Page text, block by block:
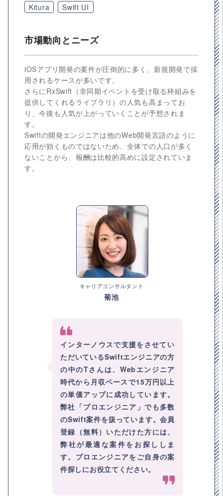
Kitura Swift UI
市場動向とニーズ
iOSアプリ開発の案件が圧倒的に多く、新規開発で採
用されるケースが多いです。
さらにRxSwift（非同期イベントを受け取る枠組みを
提供してくれるライブラリ）の人気も高まってお
り、今後も人気が上がっていくことが予想されま
す。
Swiftの開発エンジニアは他のWeb開発言語のように
応用が効くものではないため、全体での人口が多く
ないことから、報酬は比較的高めに設定されていま
す。
キャリアコンサルタント
菊池
インターノウスで支援をさせてい
ただいているSwiftエンジニアの方
の中のTさんは、Webエンジニア
時代から月収ベースで15万円以上
の単価アップに成功しています。
弊社「プロエンジニア」でも多数
のSwift案件を扱っています。会員
登録（無料）いただけた方には、
弊社が最適な案件をお探ししま
す。プロエンジニアをご自身の案
件探しにお役立てください。